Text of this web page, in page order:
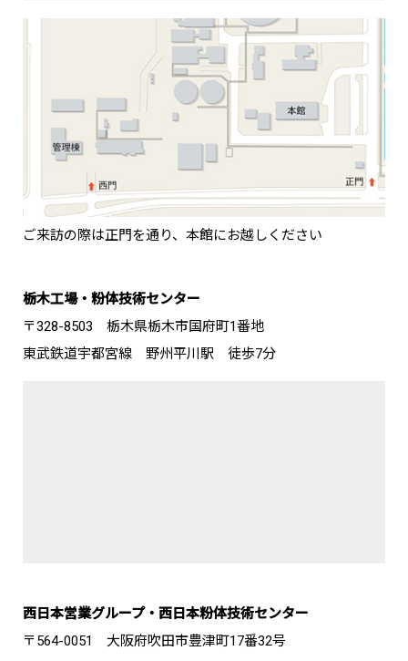
ご来訪の際は正門を通り、本館にお越しください
栃木工場・粉体技術センター
〒328-8503 栃木県栃木市国府町1番地
東武鉄道宇都宮線 野州平川駅 徒歩7分
西日本営業グループ・西日本粉体技術センター
〒564-0051 大阪府吹田市豊津町17番32号